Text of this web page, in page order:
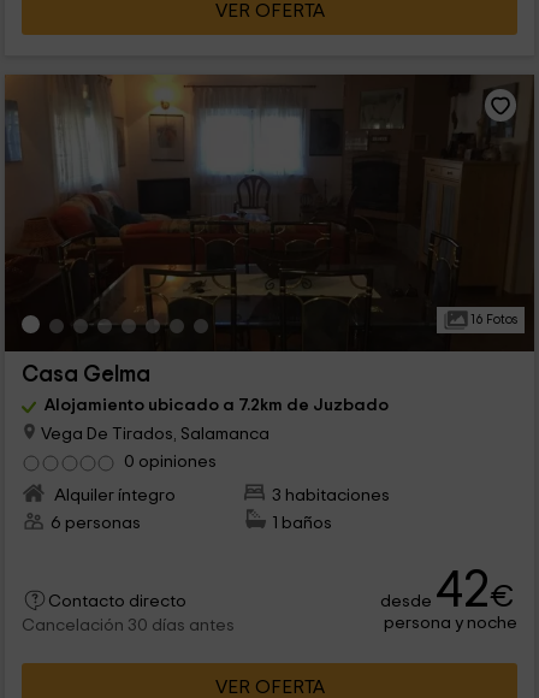
VER OFERTA
16 Fotos
Casa Gelma
Alojamiento ubicado a 7.2km de Juzbado
Vega De Tirados, Salamanca
0 opiniones
Alquiler íntegro
3 habitaciones
6 personas
1 baños
Contacto directo
Cancelación 30 días antes
desde 42€
persona y noche
VER OFERTA